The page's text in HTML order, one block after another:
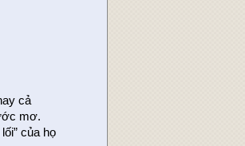
cả
mơ.
của họ